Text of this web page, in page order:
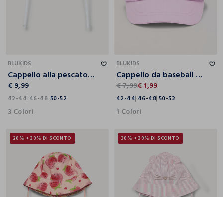
BLUKIDS
Cappello alla pescatora in puro cotone
€ 9,99
42-44 46-48 50-52
3 Colori
BLUKIDS
Cappello da baseball in puro cotone neonata
€ 7,99€ 1,99
42-44 46-48 50-52
1 Colori
20% + 30% DI SCONTO 30% + 30% DI SCONTO